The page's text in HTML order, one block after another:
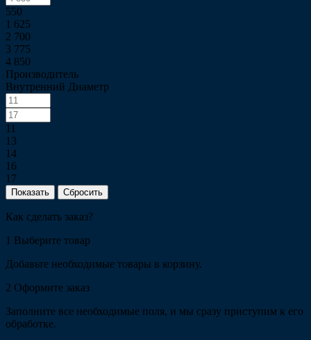
550
1 625
2 700
3 775
4 850
Производитель
Внутренний Диаметр
11
13
14
16
17
Сбросить
Как сделать заказ?
1 Выберите товар
Добавьте необходимые товары в корзину.
2 Оформите заказ
Заполните все необходимые поля, и мы сразу приступим к его
обработке.